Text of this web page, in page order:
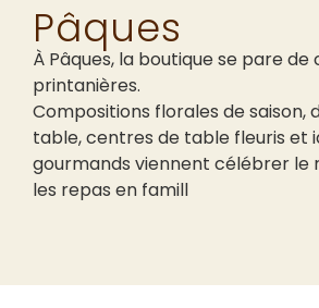
Pâques
À Pâques, la boutique se pare de
printanières.
Compositions florales de saison,
table, centres de table fleuris et
gourmands viennent célébrer le
les repas en famill